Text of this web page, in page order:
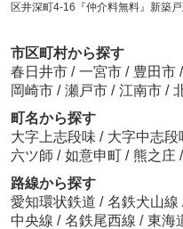
区井深町4-16『仲介料無料』新築
市区町村から探す
春日井市 / 一宮市 / 豊田市 /
岡崎市 / 瀬戸市 / 江南市 /
町名から探す
大字上志段味 / 大字中志段
六ツ師 / 如意申町 / 熊之庄 /
路線から探す
愛知環状鉄道 / 名鉄犬山線
中央線 / 名鉄尾西線 / 東海